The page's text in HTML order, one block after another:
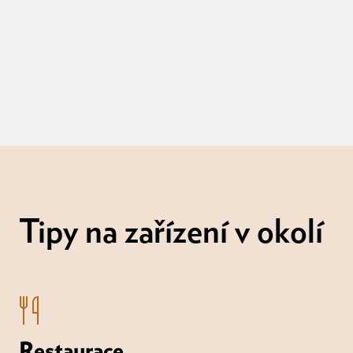
Tipy na zařízení v okolí